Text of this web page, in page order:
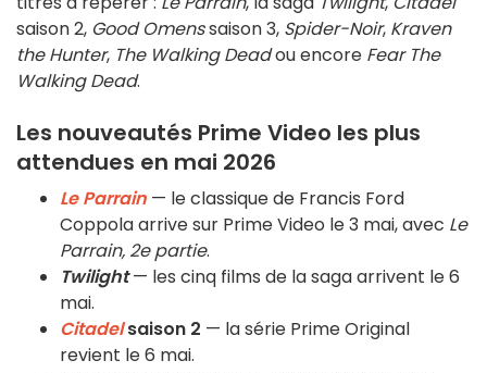
saison 2, Good Omenssaison 3, Spider-Noir, Kraven
the Hunter, The Walking Deadou encore Fear The
Walking Dead.
Les nouveautés Prime Video les plus
attendues en mai 2026
Le Parrain — le classique de Francis Ford
Coppola arrive sur Prime Video le 3 mai, avec Le
Parrain, 2e partie.
Twilight— les cinq films de la saga arrivent le 6
mai.
Citadelsaison 2 — la série Prime Original
revient le 6 mai.